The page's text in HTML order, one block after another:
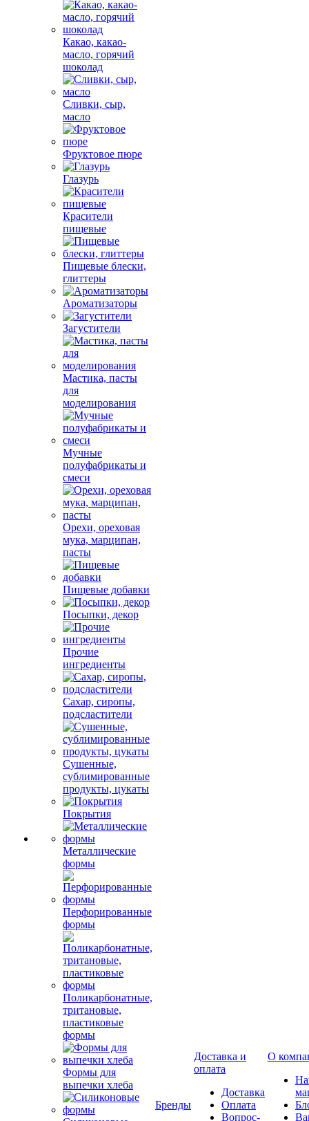
Какао, какао-
масло, горячий
шоколад
Сливки, сыр,
масло
Фруктовое пюре
Глазурь
Красители
пищевые
Пищевые блески,
глиттеры
Ароматизаторы
Загустители
Мастика, пасты
для
моделирования
Мучные
полуфабрикаты и
смеси
Орехи, ореховая
мука, марципан,
пасты
Пищевые добавки
Посыпки, декор
Прочие
ингредиенты
Сахар, сиропы,
подсластители
Сушенные,
сублимированные
продукты, цукаты
Покрытия
Металлические
формы
Перфорированные
формы
Поликарбонатные,
тритановые,
пластиковые
формы
Формы для
выпечки хлеба
Бренды
Доставка и
оплата
Доставка
Оплата
Вопрос-
О